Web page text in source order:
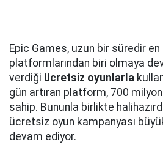
Epic Games, uzun bir süredir
platformlarından biri olmaya
verdiği ücretsiz oyunlarla
gün artıran platform, 700
sahip. Bununla birlikte
ücretsiz oyun kampanyası
devam ediyor.